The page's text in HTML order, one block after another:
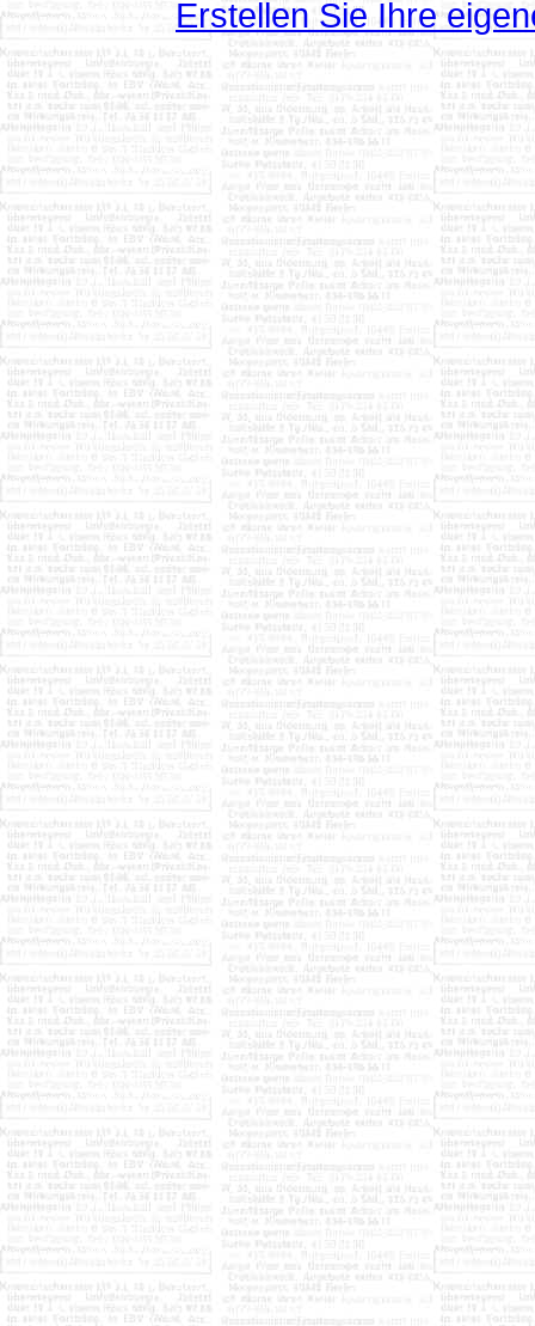
Erstellen Sie Ihre